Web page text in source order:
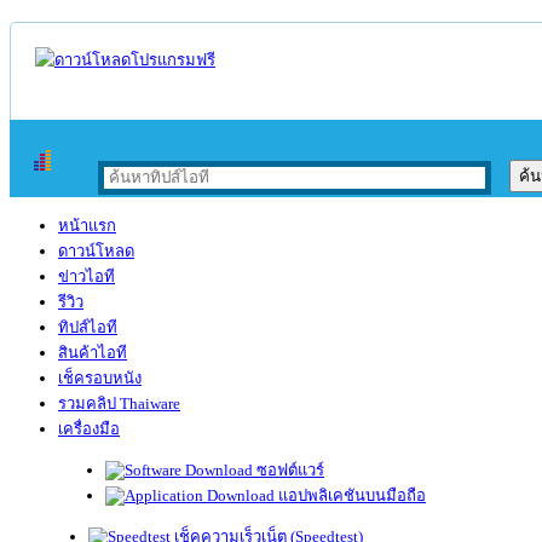
หน้าแรก
ดาวน์โหลด
ข่าวไอที
รีวิว
ทิปส์ไอที
สินค้าไอที
เช็ครอบหนัง
รวมคลิป Thaiware
เครื่องมือ
ซอฟต์แวร์
แอปพลิเคชันบนมือถือ
เช็คความเร็วเน็ต (Speedtest)